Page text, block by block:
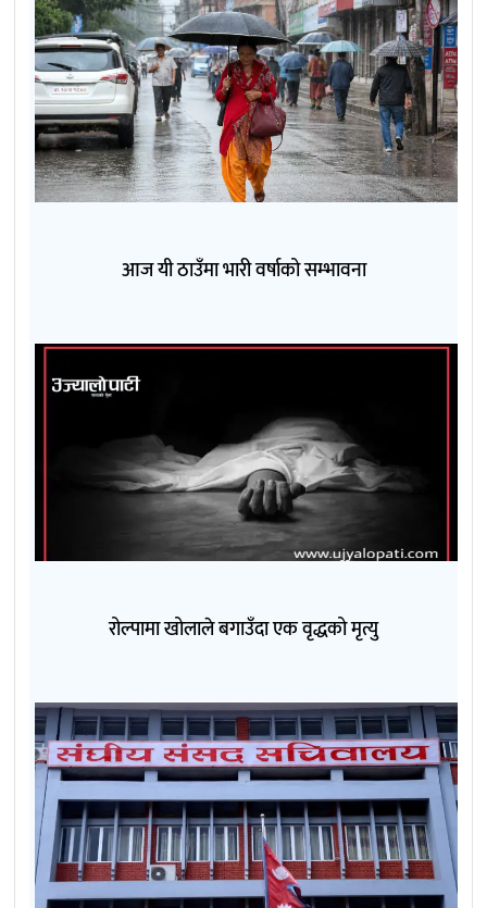
आज यी ठाउँमा भारी वर्षाको सम्भावना
रोल्पामा खोलाले बगाउँदा एक वृद्धको मृत्यु